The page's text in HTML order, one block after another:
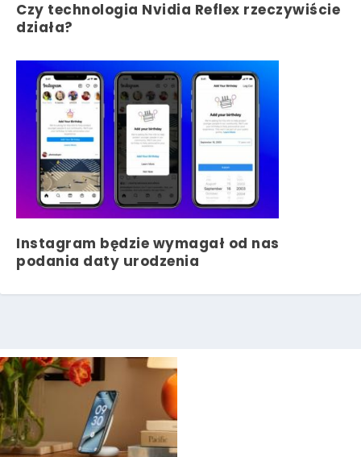
Czy technologia Nvidia Reflex rzeczywiście
działa?
Instagram będzie wymagał od nas
podania daty urodzenia